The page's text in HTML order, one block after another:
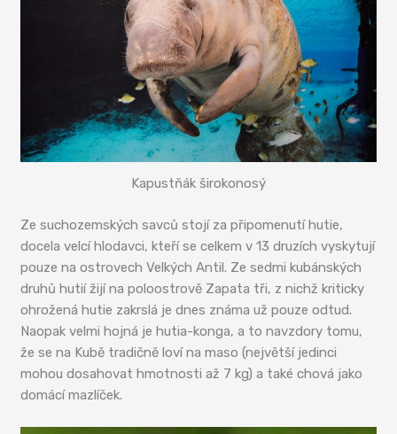
Kapustňák širokonosý
Ze suchozemských savců stojí za připomenutí hutie,
docela velcí hlodavci, kteří se celkem v 13 druzích vyskytují
pouze na ostrovech Velkých Antil. Ze sedmi kubánských
druhů hutií žijí na poloostrově Zapata tři, z nichž kriticky
ohrožená hutie zakrslá je dnes známa už pouze odtud.
Naopak velmi hojná je hutia-konga, a to navzdory tomu,
že se na Kubě tradičně loví na maso (největší jedinci
mohou dosahovat hmotnosti až 7 kg) a také chová jako
domácí mazlíček.